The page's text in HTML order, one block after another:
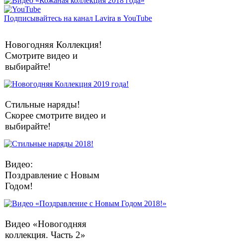
Подписывайтесь на канал Lavira в YouTube
Новогодняя Коллекция!
Смотрите видео и
выбирайте!
Стильные наряды!
Скорее смотрите видео и
выбирайте!
Видео:
Поздравление с Новым
Годом!
Видео «Новогодняя
коллекция. Часть 2»